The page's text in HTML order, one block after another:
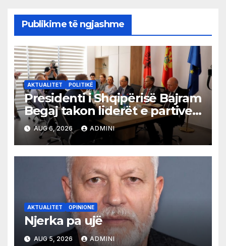
Publikime të ngjashme
AKTUALITET POLITIKË
Presidenti i Shqipërisë Bajram
Begaj takon liderët e partive
shqiptare në Ulqin
AUG 6, 2026 ADMINI
AKTUALITET OPINIONE
Njerka pa ujë
AUG 5, 2026 ADMINI